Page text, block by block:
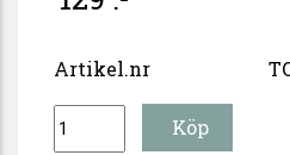
Artikel.nr